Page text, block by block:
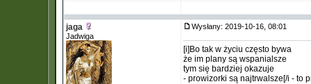
jaga
Jadwiga
Wysłany: 2019-10-16, 08:01
[i]Bo tak w życiu często bywa
że im plany są wspanialsze
tym się bardziej okazuje
- prowizorki są najtrwalsze[/i - to